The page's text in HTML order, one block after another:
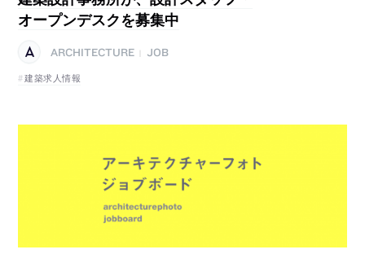
オープンデスクを募集中
ARCHITECTURE
JOB
建築求人情報